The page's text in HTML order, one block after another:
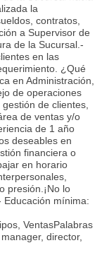
la
contratos,
a Supervisor de
de la Sucursal.-
en las
¿Qué
en Administración,
de operaciones
de clientes,
de ventas y/o
de 1 año
deseables en
financiera o
en horario
presión.¡No lo
Educación mínima:
VentasPalabras
director,